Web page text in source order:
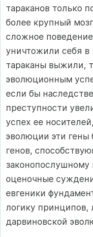
тараканов только
более крупный
сложное
уничтожили себя в
тараканы выжили,
эволюционным
если бы
преступности
успех ее
эволюции эти гены
генов,
оценочные
евгеники
логику принципов,
дарвиновской